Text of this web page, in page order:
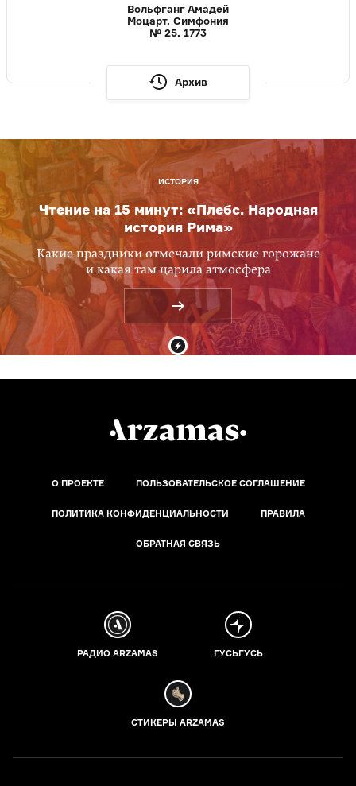
Вольфганг Амадей
Моцарт. Симфония
№ 25. 1773
Архив
ИСТОРИЯ
Чтение на 15 минут: «Плебс. Народная
история Рима»
Какие праздники отмечали римские горожане
и какая там царила атмосфера
О ПРОЕКТЕ ПОЛЬЗОВАТЕЛЬСКОЕ СОГЛАШЕНИЕ
ПОЛИТИКА КОНФИДЕНЦИАЛЬНОСТИ ПРАВИЛА
ОБРАТНАЯ СВЯЗЬ
РАДИО ARZAMAS ГУСЬГУСЬ
СТИКЕРЫ ARZAMAS